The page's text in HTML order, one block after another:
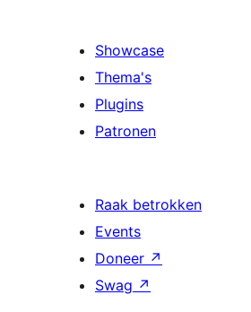
Showcase
Thema's
Plugins
Patronen
Raak betrokken
Events
Doneer ↗
Swag ↗